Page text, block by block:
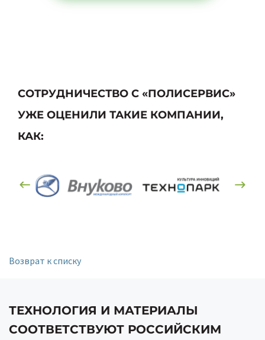
СОТРУДНИЧЕСТВО С «ПОЛИСЕРВИС»
УЖЕ ОЦЕНИЛИ ТАКИЕ КОМПАНИИ,
КАК:
Возврат к списку
ТЕХНОЛОГИЯ И МАТЕРИАЛЫ
СООТВЕТСТВУЮТ РОССИЙСКИМ